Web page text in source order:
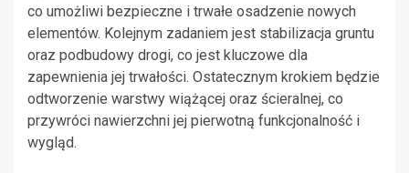
co umożliwi bezpieczne i trwałe osadzenie nowych
elementów. Kolejnym zadaniem jest stabilizacja gruntu
oraz podbudowy drogi, co jest kluczowe dla
zapewnienia jej trwałości. Ostatecznym krokiem będzie
odtworzenie warstwy wiążącej oraz ścieralnej, co
przywróci nawierzchni jej pierwotną funkcjonalność i
wygląd.